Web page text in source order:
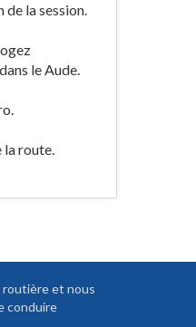
la session.
le Aude.
la route.
routière et nous
conduire